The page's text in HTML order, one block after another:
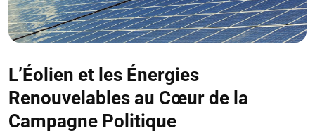
L’Éolien et les Énergies
Renouvelables au Cœur de la
Campagne Politique